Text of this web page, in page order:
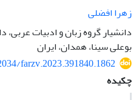
زهرا افضلی
دانشیار گروه زبان و ادبیات
بوعلی سینا، همدان، ایران
farzv.2023.391840.1862
چکیده